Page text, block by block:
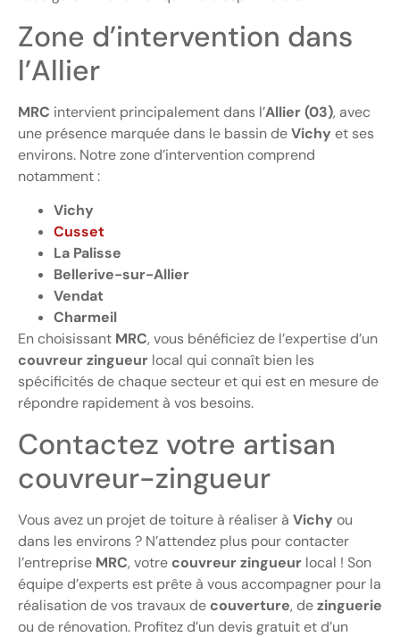
Zone d’intervention dans
l’Allier
MRC intervient principalement dans l’Allier (03), avec
une présence marquée dans le bassin deVichy et ses
environs. Notre zone d’intervention comprend
notamment :
Vichy
Cusset
La Palisse
Bellerive-sur-Allier
Vendat
Charmeil
En choisissant MRC, vous bénéficiez de l’expertise d’un
couvreur zingueur local qui connaît bien les
spécificités de chaque secteur et qui est en mesure de
répondre rapidement à vos besoins.
Contactez votre artisan
couvreur-zingueur
Vous avez un projet de toiture à réaliser à Vichy ou
dans les environs ? N’attendez plus pour contacter
l’entreprise MRC, votre couvreur zingueur local ! Son
équipe d’experts est prête à vous accompagner pour la
réalisation de vos travaux de couverture, dezinguerie
ou de rénovation. Profitez d’un devis gratuit et d’un